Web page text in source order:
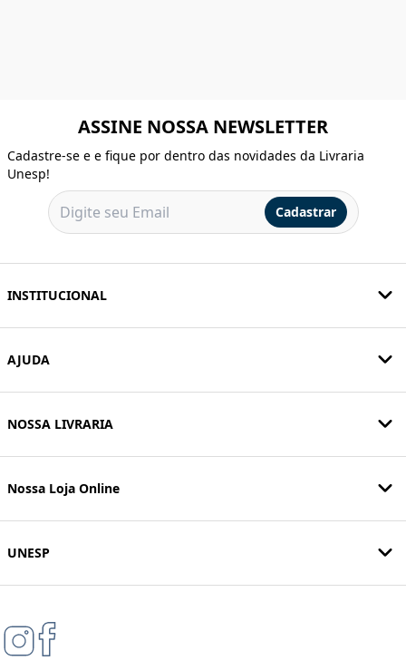
ASSINE NOSSA NEWSLETTER
Cadastre-se e e fique por dentro das novidades da Livraria
Unesp!
Cadastrar
INSTITUCIONAL
AJUDA
NOSSA LIVRARIA
Nossa Loja Online
UNESP